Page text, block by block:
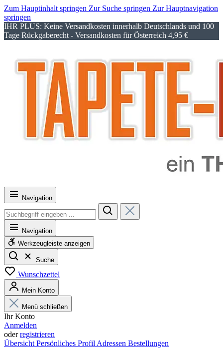
Zum Hauptinhalt springen Zur Suche springen Zur Hauptnavigation
springen
IHR PLUS: Keine Versandkosten innerhalb Deutschlands und 100
Tage Rückgaberecht - Versandkosten für Österreich 4,95 €
Navigation
Navigation
Werkzeugleiste anzeigen
Suche
Wunschzettel
Mein Konto
Menü schließen
Ihr Konto
Anmelden
oderregistrieren
Übersicht Persönliches Profil Adressen Bestellungen